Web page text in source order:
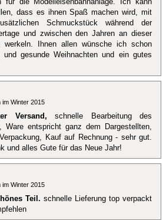
dass es ihnen Spaß machen wird, mit
Schmuckstück während der
und zwischen den Jahren an dieser
werkeln. Ihnen allen wünsche ich schon
gesunde Weihnachten und ein gutes
Winter 2015
Versand, schnelle Bearbeitung des
Ware entspricht ganz dem Dargestellten,
Kauf auf Rechnung - sehr gut.
und alles Gute für das Neue Jahr!
Winter 2015
Teil. schnelle Lieferung top verpackt